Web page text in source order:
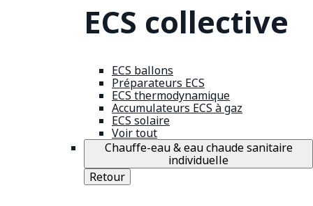
ECS collective
ECS ballons
Préparateurs ECS
ECS thermodynamique
Accumulateurs ECS à gaz
ECS solaire
Voir tout
Chauffe-eau & eau chaude sanitaire
individuelle
Retour